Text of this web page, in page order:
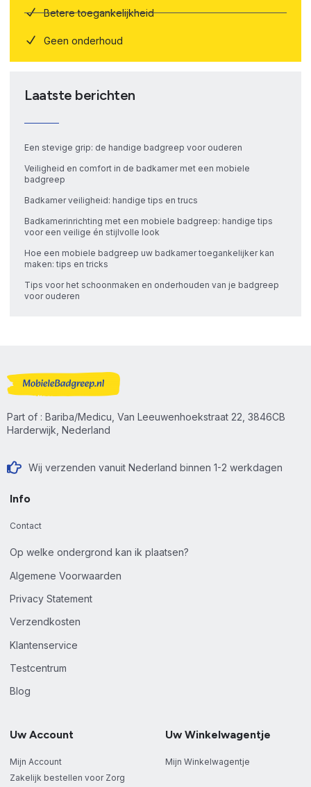
Betere toegankelijkheid
Geen onderhoud
Laatste berichten
Een stevige grip: de handige badgreep voor ouderen
Veiligheid en comfort in de badkamer met een mobiele
badgreep
Badkamer veiligheid: handige tips en trucs
Badkamerinrichting met een mobiele badgreep: handige tips
voor een veilige én stijlvolle look
Hoe een mobiele badgreep uw badkamer toegankelijker kan
maken: tips en tricks
Tips voor het schoonmaken en onderhouden van je badgreep
voor ouderen
Part of : Bariba/Medicu, Van Leeuwenhoekstraat 22, 3846CB
Harderwijk, Nederland
Wij verzenden vanuit Nederland binnen 1-2 werkdagen
Info
Contact
Op welke ondergrond kan ik plaatsen?
Algemene Voorwaarden
Privacy Statement
Verzendkosten
Klantenservice
Testcentrum
Blog
Uw Account
Mijn Account
Zakelijk bestellen voor Zorg
Uw Winkelwagentje
Mijn Winkelwagentje